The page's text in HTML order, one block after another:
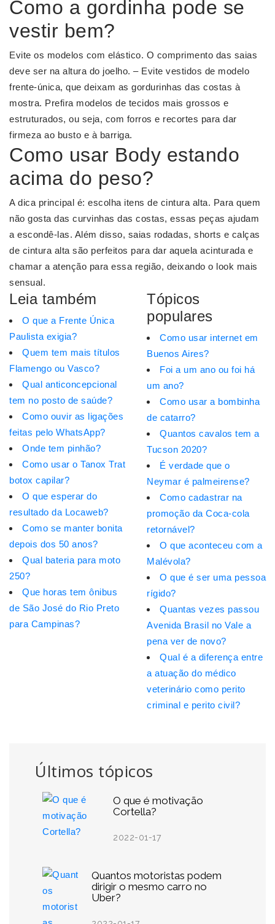
Últimos tópicos
O que é motivação
Cortella?
2022-01-17
Quantos motoristas podem
dirigir o mesmo carro no
Uber?
Como a gordinha pode se
vestir bem?
Evite os modelos com elástico. O comprimento das saias
deve ser na altura do joelho. – Evite vestidos de modelo
frente-única, que deixam as gordurinhas das costas à
mostra. Prefira modelos de tecidos mais grossos e
estruturados, ou seja, com forros e recortes para dar
firmeza ao busto e à barriga.
Como usar Body estando
acima do peso?
A dica principal é: escolha itens de cintura alta. Para quem
não gosta das curvinhas das costas, essas peças ajudam
a escondê-las. Além disso, saias rodadas, shorts e calças
de cintura alta são perfeitos para dar aquela acinturada e
chamar a atenção para essa região, deixando o look mais
sensual.
Leia também
O que a Frente Única
Paulista exigia?
Quem tem mais títulos
Flamengo ou Vasco?
Qual anticoncepcional
tem no posto de saúde?
Como ouvir as ligações
feitas pelo WhatsApp?
Onde tem pinhão?
Como usar o Tanox Trat
botox capilar?
O que esperar do
resultado da Locaweb?
Como se manter bonita
depois dos 50 anos?
Qual bateria para moto
250?
Que horas tem ônibus
de São José do Rio Preto
para Campinas?
Tópicos
populares
Como usar internet em
Buenos Aires?
Foi a um ano ou foi há
um ano?
Como usar a bombinha
de catarro?
Quantos cavalos tem a
Tucson 2020?
É verdade que o
Neymar é palmeirense?
Como cadastrar na
promoção da Coca-cola
retornável?
O que aconteceu com a
Malévola?
O que é ser uma pessoa
rígido?
Quantas vezes passou
Avenida Brasil no Vale a
pena ver de novo?
Qual é a diferença entre
a atuação do médico
veterinário como perito
criminal e perito civil?